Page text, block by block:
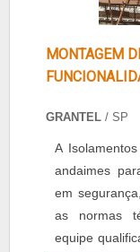
MONTAGEM
GRANTEL / SP
A
andaimes
em
as normas
equipe